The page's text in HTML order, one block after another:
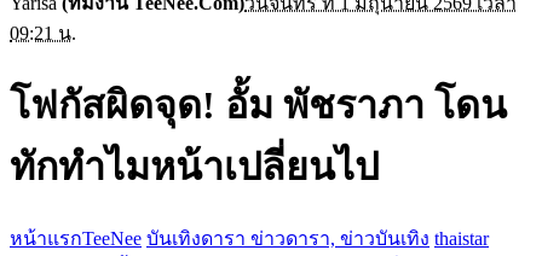
09:21 น.
โฟกัสผิดจุด! อั้ม พัชราภา โดน
ทักทำไมหน้าเปลี่ยนไป
หน้าแรกTeeNee บันเทิงดารา ข่าวดารา, ข่าวบันเทิง thaistar